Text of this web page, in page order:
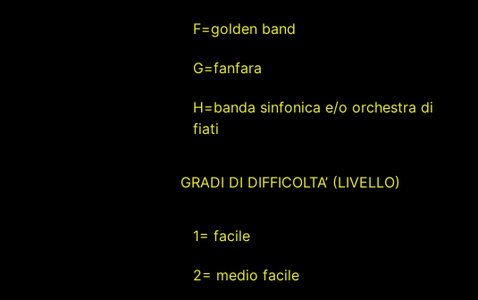
F=golden band
G=fanfara
H=banda sinfonica e/o orchestra di
fiati
GRADI DI DIFFICOLTA’ (LIVELLO)
1= facile
2= medio facile